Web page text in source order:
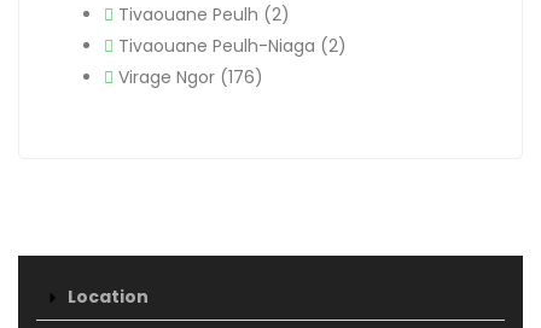
Tivaouane Peulh (2)
Tivaouane Peulh-Niaga (2)
Virage Ngor (176)
Location